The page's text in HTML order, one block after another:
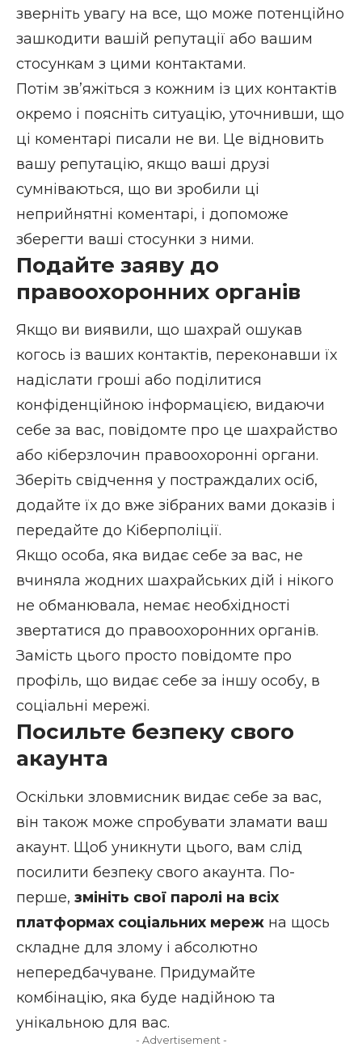
зверніть увагу на все, що може потенційно
зашкодити вашій репутації або вашим
стосункам з цими контактами.
Потім зв’яжіться з кожним із цих контактів
окремо і поясніть ситуацію, уточнивши, що
ці коментарі писали не ви. Це відновить
вашу репутацію, якщо ваші друзі
сумніваються, що ви зробили ці
неприйнятні коментарі, і допоможе
зберегти ваші стосунки з ними.
Подайте заяву до
правоохоронних органів
Якщо ви виявили, що шахрай ошукав
когось із ваших контактів, переконавши їх
надіслати гроші або поділитися
конфіденційною інформацією, видаючи
себе за вас, повідомте про це шахрайство
або кіберзлочин правоохоронні органи.
Зберіть свідчення у постраждалих осіб,
додайте їх до вже зібраних вами доказів і
передайте до Кіберполіції.
Якщо особа, яка видає себе за вас, не
вчиняла жодних шахрайських дій і нікого
не обманювала, немає необхідності
звертатися до правоохоронних органів.
Замість цього просто повідомте про
профіль, що видає себе за іншу особу, в
соціальні мережі.
Посильте безпеку свого
акаунта
Оскільки зловмисник видає себе за вас,
він також може спробувати зламати ваш
акаунт. Щоб уникнути цього, вам слід
посилити безпеку свого акаунта. По-
перше, змініть свої паролі на всіх
платформах соціальних мереж на щось
складне для злому і абсолютно
непередбачуване. Придумайте
комбінацію, яка буде надійною та
унікальною для вас.
- Advertisement -